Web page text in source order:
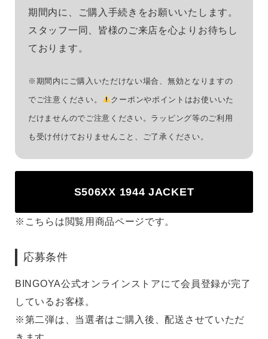
期間内に、ご購入手続きをお願いいたします。
スタッフ一同、皆様のご来店を心よりお待ちし
ております。
※期間内にご購入いただけない場合、無効となりますの
でご注意ください。 クーポンやポイントはお使いいた
だけませんのでご注意ください。ラッピング等のご利用
も受け付けておりませんこと、ご了承ください。
S506XX 1944 JACKET
※こちらは閲覧用商品ページです。
応募条件
BINGOYA公式オンラインストアにて会員登録が完了
しているお客様。
※第二弾は、当選者はご購入後、配送させていただ